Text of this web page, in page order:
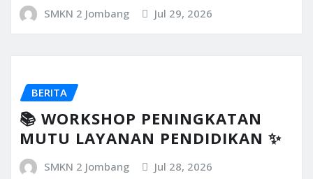
SMKN 2 Jombang Jul 29, 2026
BERITA
📚 WORKSHOP PENINGKATAN
MUTU LAYANAN PENDIDIKAN ✨
SMKN 2 Jombang Jul 28, 2026